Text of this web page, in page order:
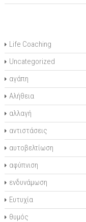
Life Coaching
Uncategorized
αγάπη
Αλήθεια
αλλαγή
αντιστάσεις
αυτοβελτίωση
αφύπνιση
ενδυνάμωση
Ευτυχία
θυμός